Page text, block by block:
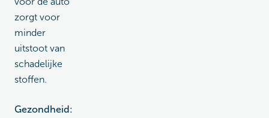
zorgt voor
minder
uitstoot van
schadelijke
stoffen.
Gezondheid: